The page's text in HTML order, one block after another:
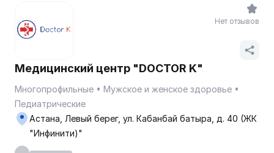
Медицинский центр "DOCTOR K"
Многопрофильные
Мужское и женское здоровье
Педиатрические
Астана, Левый берег, ул. Кабанбай батыра, д. 40 (ЖК
"Инфинити)"
Нет отзывов